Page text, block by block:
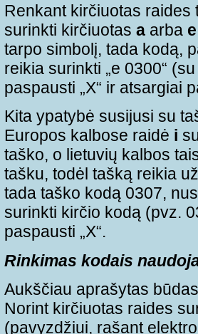
Renkant kirčiuotas raides
surinkti kirčiuotas aarba e
tarpo simbolį, tada kodą,
reikia surinkti „e 0300“
paspausti „X“ ir atsargiai
Kita ypatybė susijusi su
Europos kalbose raidė i
taško, o lietuvių kalbos
tašku, todėl tašką reikia
tada taško kodą 0307,
surinkti kirčio kodą (pvz.
paspausti „X“.
Rinkimas kodais
Aukščiau aprašytas
Norint kirčiuotas raides
(pavyzdžiui, rašant